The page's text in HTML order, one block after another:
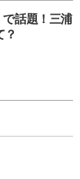
話題！三浦
？